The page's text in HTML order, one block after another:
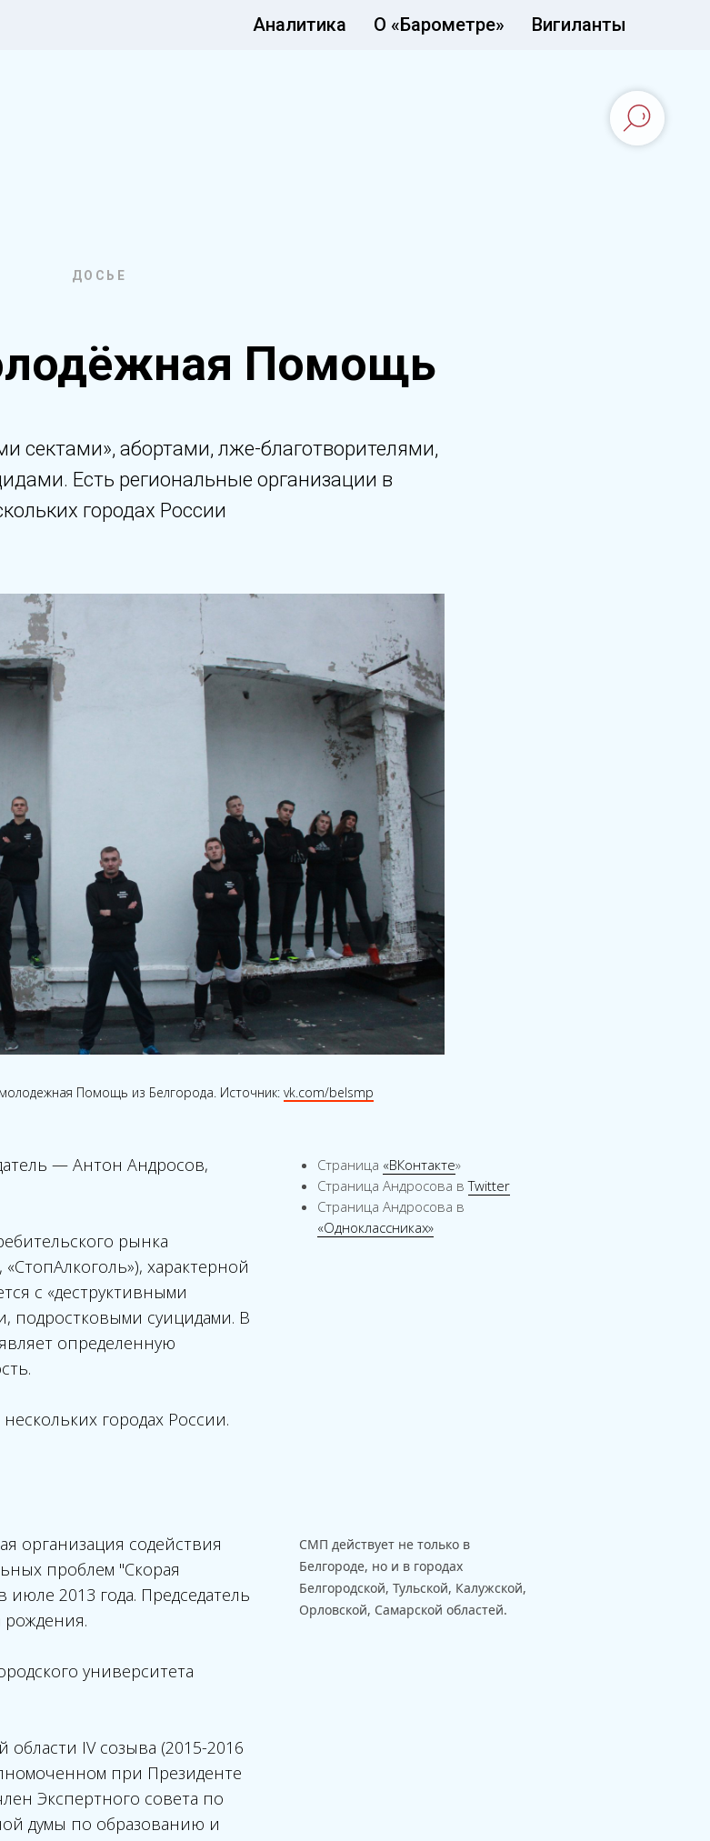
Аналитика О «Барометре» Вигиланты
ДОСЬЕ
Помощь
сектами», абортами, лже-благотворителями,
Есть региональные организации в
городах России
Помощь из Белгорода. Источник: vk.com/belsmp
— Антон Андросов,
рынка
характерной
с «деструктивными
подростковыми суицидами. В
определенную
городах России.
Страница «ВКонтакте»
Страница Андросова вTwitter
Страница Андросова в
«Одноклассниках»
организация содействия
проблем "Скорая
в июле 2013 года. Председатель
рождения.
университета
IV созыва (2015-2016
при Президенте
Экспертного совета по
думы по образованию и
СМП действует не только в
Белгороде, но и в городах
Белгородской, Тульской, Калужской,
Орловской, Самарской областей.